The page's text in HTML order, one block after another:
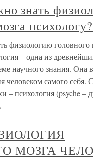
знать
психологу?
физиологию головного
– одна из
научного знания. Она
человеком самого себя.
– психология (psyche –
МОЗГА